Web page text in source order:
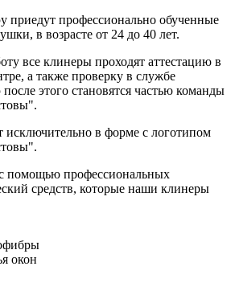
приедут профессионально обученные
в возрасте от 24 до 40 лет.
все клинеры проходят аттестацию в
а также проверку в службе
после этого становятся частью команды
исключительно в форме с логотипом
помощью профессиональных
средств, которые наши клинеры
окон